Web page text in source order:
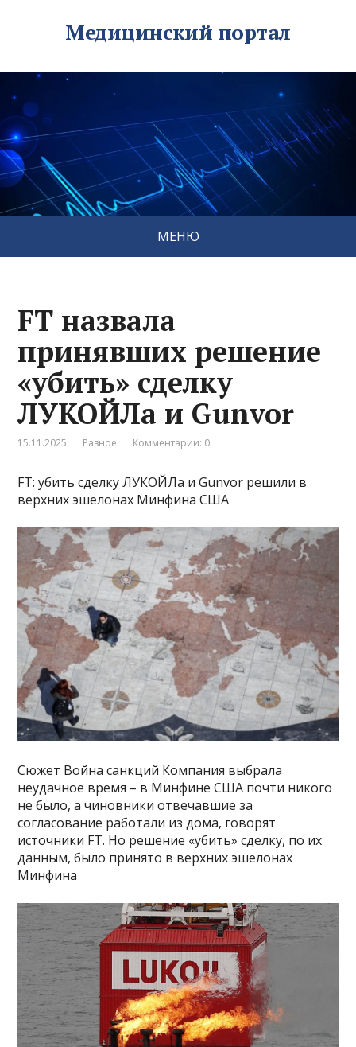
Медицинский портал
МЕНЮ
FT назвала
принявших решение
«убить» сделку
ЛУКОЙЛа и Gunvor
15.11.2025 Разное Комментарии: 0
FT: убить сделку ЛУКОЙЛа и Gunvor решили в
верхних эшелонах Минфина США
Сюжет Война санкций Компания выбрала
неудачное время – в Минфине США почти никого
не было, а чиновники отвечавшие за
согласование работали из дома, говорят
источники FT. Но решение «убить» сделку, по их
данным, было принято в верхних эшелонах
Минфина